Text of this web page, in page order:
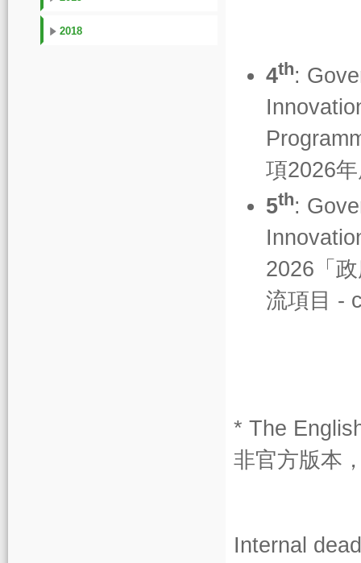
2018
4th:
項2026
5th:
2026「
流項目 -
* The
非官方版本
Internal